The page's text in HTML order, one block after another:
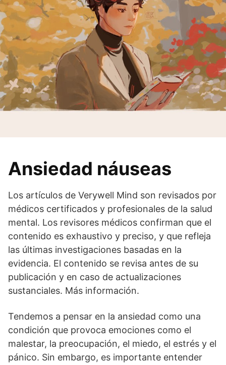
Ansiedad náuseas
Los artículos de Verywell Mind son revisados por
médicos certificados y profesionales de la salud
mental. Los revisores médicos confirman que el
contenido es exhaustivo y preciso, y que refleja
las últimas investigaciones basadas en la
evidencia. El contenido se revisa antes de su
publicación y en caso de actualizaciones
sustanciales. Más información.
Tendemos a pensar en la ansiedad como una
condición que provoca emociones como el
malestar, la preocupación, el miedo, el estrés y el
pánico. Sin embargo, es importante entender